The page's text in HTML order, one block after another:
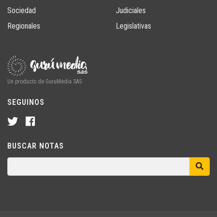
Sociedad
Regionales
Judiciales
Legislativas
Un producto de GuruMedia SAS
SEGUINOS
BUSCAR NOTAS